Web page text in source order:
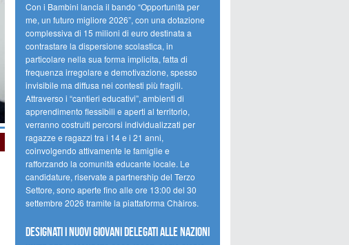
Con i Bambini lancia il bando “Opportunità per
me, un futuro migliore 2026”, con una dotazione
complessiva di 15 milioni di euro destinata a
contrastare la dispersione scolastica, in
particolare nella sua forma implicita, fatta di
frequenza irregolare e demotivazione, spesso
invisibile ma diffusa nei contesti più fragili.
Attraverso i “cantieri educativi”, ambienti di
apprendimento flessibili e aperti al territorio,
verranno costruiti percorsi individualizzati per
ragazze e ragazzi tra i 14 e i 21 anni,
coinvolgendo attivamente le famiglie e
rafforzando la comunità educante locale. Le
candidature, riservate a partnership del Terzo
Settore, sono aperte fino alle ore 13:00 del 30
settembre 2026 tramite la piattaforma Chàiros.
Designati i nuovi Giovani Delegati alle Nazioni